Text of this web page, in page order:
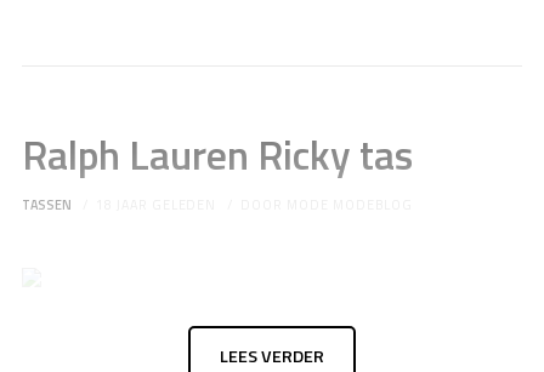
Ralph Lauren Ricky tas
TASSEN
LEES VERDER